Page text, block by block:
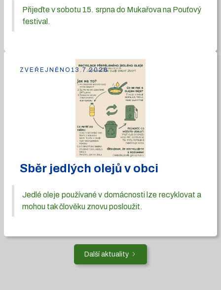
Přijeďte v sobotu 15. srpna do Mukařova na Pouťový
festival.
Sběr jedlých olejů v obci
Jedlé oleje používané v domácnosti lze recyklovat a
mohou tak člověku znovu posloužit.
ZVEŘEJNĚNO 13.7.2026
Další aktuality